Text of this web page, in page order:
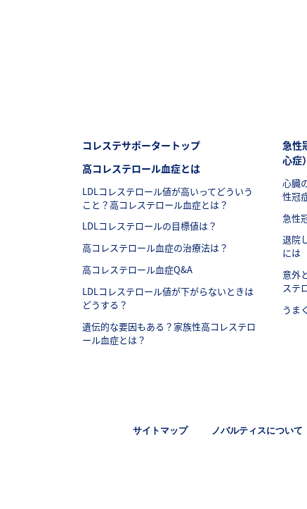
コレステサポータートップ
高コレステロール血症とは
LDLコレステロール値が高いってどういう
こと？高コレステロール血症とは？
LDLコレステロールの目標値は？
高コレステロール血症の治療法は？
高コレステロール血症Q&A
LDLコレステロール値が下がらないときは
どうする？
遺伝的な要因もある？家族性高コレステロ
ール血症とは？
急性
心症
心臓
性冠
急性
退院
には
意外
ステ
うま
サイトマップ ノバルティスについて